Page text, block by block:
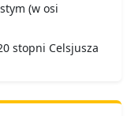
(w osi
stopni Celsjusza